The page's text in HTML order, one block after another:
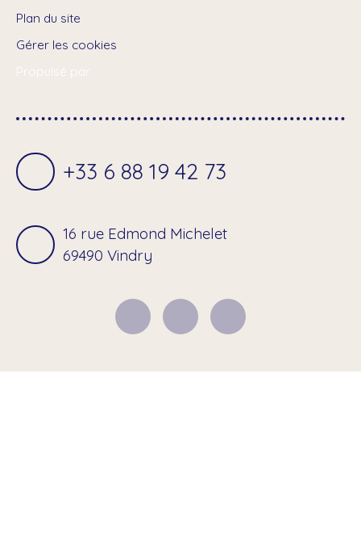
Plan du site
Gérer les cookies
Propulsé par
+33 6 88 19 42 73
16 rue Edmond Michelet
69490 Vindry